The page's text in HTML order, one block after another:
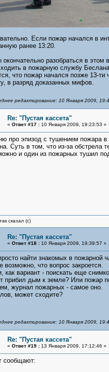
Если пожар начался в
ранее 13:20.
окончательно разобраться в
в пожарную службу
что пожар начался позже 13-
в разряд доказанных мифов.
редактирование: 10 Января 2009,
Re: "Пустая кассета"
« Ответ #17 :10 Января 2009, 19:23:53 »
про эпизод с тушением пожара
Суть в том, что из-за обстрела
и один из пожарных тушил
сказал (с)
Re: "Пустая кассета"
« Ответ #18 :10 Января 2009, 19:39:57 »
найти знакомых в пожарной
возможно, что вопрос закроется.
как вариант - поискать еще
прибил дым к земле? Или пожар
журнал пожарных - самое оно.
может сходите?
редактирование: 10 Января 2009,
Re: "Пустая кассета"
« Ответ #19 :13 Января 2009, 17:12:46 »
сообщают: